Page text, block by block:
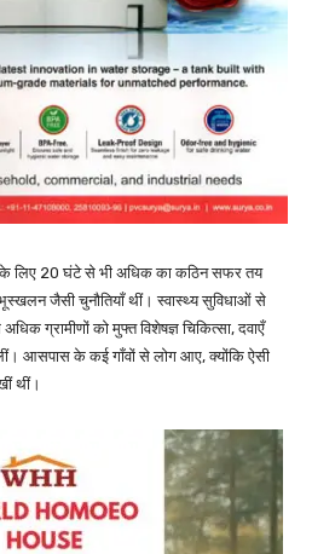
के लिए 20 घंटे से भी अधिक का कठिन सफर तय
जैसी चुनौतियाँ थीं। स्वास्थ्य सुविधाओं से
ग्रामीणों को मुफ्त विशेषज्ञ चिकित्सा, दवाएँ
आसपास के कई गाँवों से लोग आए, क्योंकि ऐसी
थीं।